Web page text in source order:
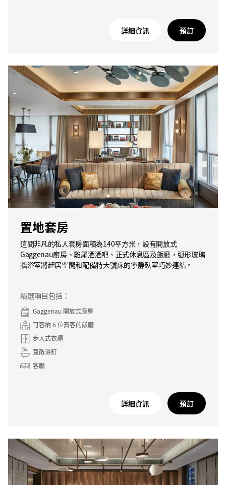
詳細資訊 預訂
置地套房
這間非凡的私人套房面積為140平方米，設有開放式
Gaggenau廚房、雞尾酒酒吧、正式休息區及飯廳，弧形玻璃
牆浴室將起居空間和配備特大號床的寧靜臥室巧妙連結。
精選項目包括：
Gaggenau 開放式廚房
可容納 6 位賓客的飯廳
步入式衣櫃
寛敞浴缸
客廳
詳細資訊 預訂